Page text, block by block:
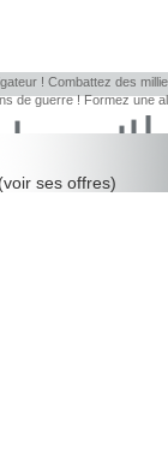
! Combattez des
de guerre ! Formez une
(voir ses offres)